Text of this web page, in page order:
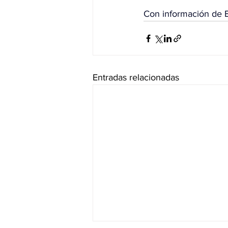
Con información de
Entradas relacionadas